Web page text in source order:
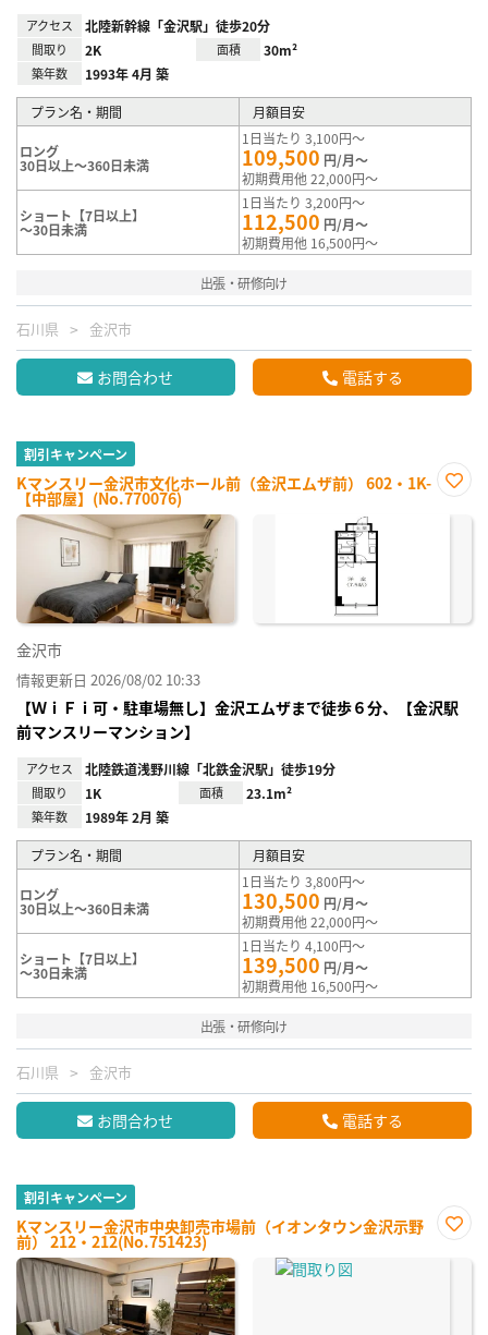
アクセス 北陸新幹線「金沢駅」徒歩20分
間取り 2K 面積 30m²
築年数 1993年 4月 築
プラン名・期間 月額目安
ロング
30日以上～360日未満
1日当たり 3,100円～
109,500 円/月～
初期費用他 22,000円～
ショート【7日以上】
～30日未満
1日当たり 3,200円～
112,500 円/月～
初期費用他 16,500円～
出張・研修向け
石川県 金沢市
お問合わせ 電話する
割引キャンペーン
Kマンスリー金沢市文化ホール前（金沢エムザ前） 602・1K-
【中部屋】(No.770076)
に入
金沢市
情報更新日 2026/08/02 10:33
【ＷｉＦｉ可・駐車場無し】金沢エムザまで徒歩６分、【金沢駅
前マンスリーマンション】
アクセス 北陸鉄道浅野川線「北鉄金沢駅」徒歩19分
間取り 1K 面積 23.1m²
築年数 1989年 2月 築
プラン名・期間 月額目安
ロング
30日以上～360日未満
1日当たり 3,800円～
130,500 円/月～
初期費用他 22,000円～
ショート【7日以上】
～30日未満
1日当たり 4,100円～
139,500 円/月～
初期費用他 16,500円～
出張・研修向け
石川県 金沢市
お問合わせ 電話する
割引キャンペーン
Kマンスリー金沢市中央卸売市場前（イオンタウン金沢示野
前） 212・212(No.751423)
に入